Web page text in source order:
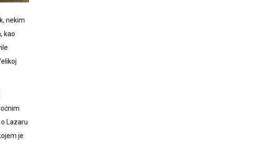
nekim
kao
Lazaru
je